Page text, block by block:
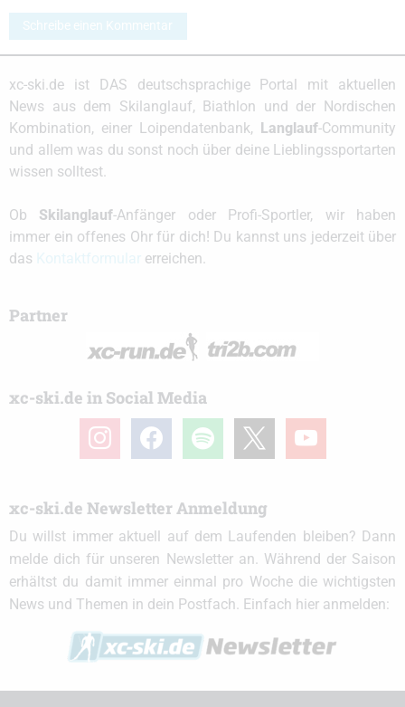
Schreibe einen Kommentar
xc-ski.de ist DAS deutschsprachige Portal mit aktuellen
News aus dem Skilanglauf, Biathlon und der Nordischen
Kombination, einer Loipendatenbank,
Langlauf-Community
und allem was du sonst noch über deine Lieblingssportarten
wissen solltest.
Ob Skilanglauf-Anfänger oder Profi-Sportler, wir haben
immer ein offenes Ohr für dich! Du kannst uns jederzeit über
das
erreichen.
Partner
xc-ski.de in Social Media
instagramfacebook spotify youtube
xc-ski.de Newsletter Anmeldung
Du willst immer aktuell auf dem Laufenden bleiben? Dann
melde dich für unseren Newsletter an. Während der Saison
erhältst du damit immer einmal pro Woche die wichtigsten
News und Themen in dein Postfach. Einfach hier anmelden: